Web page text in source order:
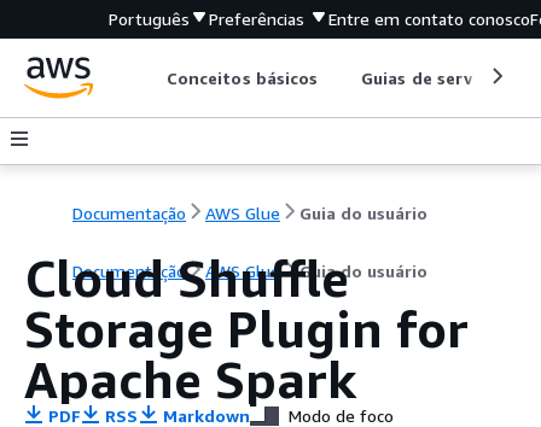
Português Preferências Entre em contato conosco
Conceitos básicos Guias de serviço
Documentação AWS Glue Guia do usuário
Documentação AWS Glue Guia do usuário
Cloud Shuffle
Storage Plugin for
Apache Spark
PDF RSS Markdown Modo de foco